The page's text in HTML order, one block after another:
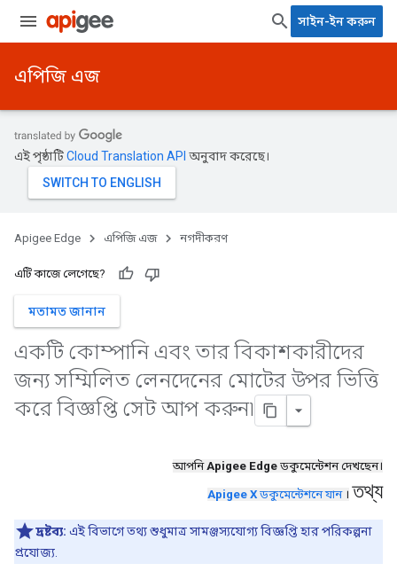
সাইন-ইন করুন
এপিজি এজ
এই পৃষ্ঠাটিCloud Translation API অনুবাদ করেছে।
Apigee Edge এপিজি এজ নগদীকরণ
এটি কাজে লেগেছে?
মতামত জানান
একটি কোম্পানি এবং তার বিকাশকারীদের
জন্য সম্মিলিত লেনদেনের মোটের উপর ভিত্তি
করে বিজ্ঞপ্তি সেট আপ করুন৷
আপনিApigee Edge ডকুমেন্টেশন দেখছেন।
Apigee X ডকুমেন্টেশনে যান। তথ্য
দ্রষ্টব্য: এই বিভাগে তথ্য শুধুমাত্র সামঞ্জস্যযোগ্য বিজ্ঞপ্তি হার পরিকল্পনা
প্রযোজ্য.